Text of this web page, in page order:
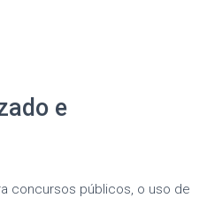
e
concursos públicos, o uso de